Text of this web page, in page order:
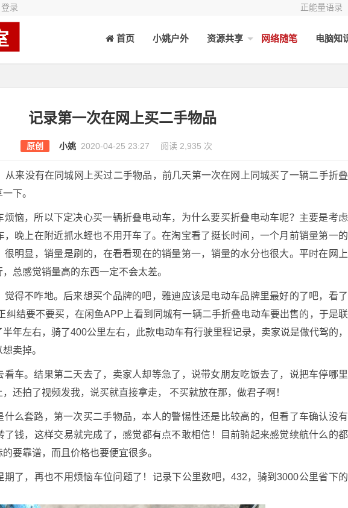
登录 正能量语录
首页 小姚户外 资源共享 网络随笔 电脑知
记录第一次在网上买二手物品
原创 小姚 2020-04-25 23:27 阅读 2,935 次
从来没有在同城网上买过二手物品，前几天第一次在网上同城买了一辆二手折叠
下。
烦恼，所以下定决心买一辆折叠电动车，为什么要买折叠电动车呢？主要是考虑
，晚上在附近抓水蛭也不用开车了。在淘宝看了挺长时间，一个月前销量第一的
很明显，销量是刷的，在看看现在的销量第一，销量的水分也很大。平时在网上
总感觉销量高的东西一定不会太差。
觉得不咋地。后来想买个品牌的吧，雅迪应该是电动车品牌里最好的了吧，看了
纠结要不要买，在闲鱼APP上看到同城有一辆二手折叠电动车要出售的，于是联
年左右，骑了400公里左右，此款电动车有行驶里程记录，卖家说是做代驾的，
卖掉。
看车。结果第二天去了，卖家人却等急了，说带女朋友吃饭去了，说把车停哪里
还拍了视频发我，说买就直接拿走， 不买就放在那，做君子啊！
什么套路，第一次买二手物品，本人的警惕性还是比较高的，但看了车确认没有
了钱，这样交易就完成了，感觉都有点不敢相信！目前骑起来感觉续航什么的都
要靠谱，而且价格也要便宜很多。
期了，再也不用烦恼车位问题了！记录下公里数吧，432，骑到3000公里省下的